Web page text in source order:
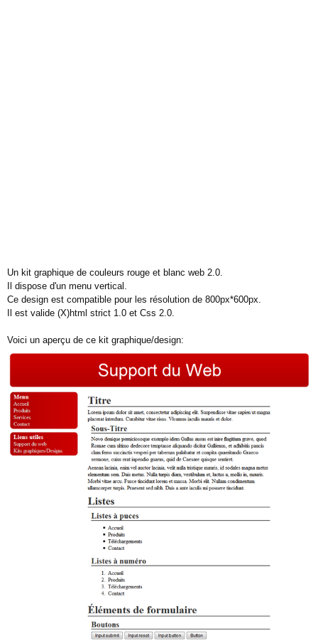
Un kit graphique de couleurs rouge et blanc web 2.0.
Il dispose d'un menu vertical.
Ce design est compatible pour les résolution de 800px*600px.
Il est valide (X)html strict 1.0 et Css 2.0.
Voici un aperçu de ce kit graphique/design: